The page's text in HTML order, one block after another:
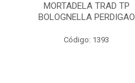
MORTADELA TRAD TP
BOLOGNELLA PERDIGAO
Código: 1393